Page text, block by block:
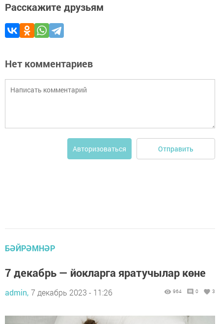
Расскажите друзьям
Нет комментариев
Авторизоваться Отправить
БӘЙРӘМНӘР
7 декабрь — йокларга яратучылар көне
admin, 7 декабрь 2023 - 11:26 964 0 3